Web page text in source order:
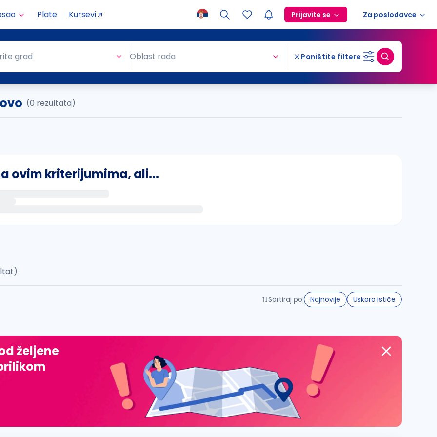
Plate Kursevi Prijavite se Za poslodavce
grad Oblast rada Poništite filtere
(0 rezultata)
ovim kriterijumima, ali...
đ, ž, dž)
Sortiraj po: Najnovije Uskoro ističe
željene